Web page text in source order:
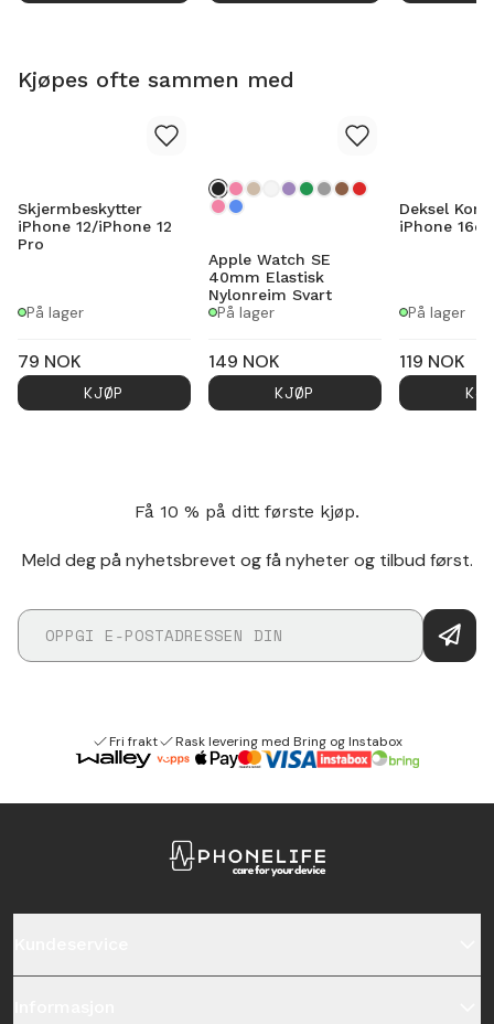
Kjøpes ofte sammen med
Skjermbeskytter
iPhone 12/iPhone 12
Pro
På lager
79 NOK
KJØP
Apple Watch SE
40mm Elastisk
Nylonreim Svart
På lager
149 NOK
KJØP
Deksel
iPhone 16e
På lager
119 NOK
Få 10 % på ditt første kjøp.
Meld deg på nyhetsbrevet og få nyheter og tilbud først.
Fri frakt Rask levering med Bring og Instabox